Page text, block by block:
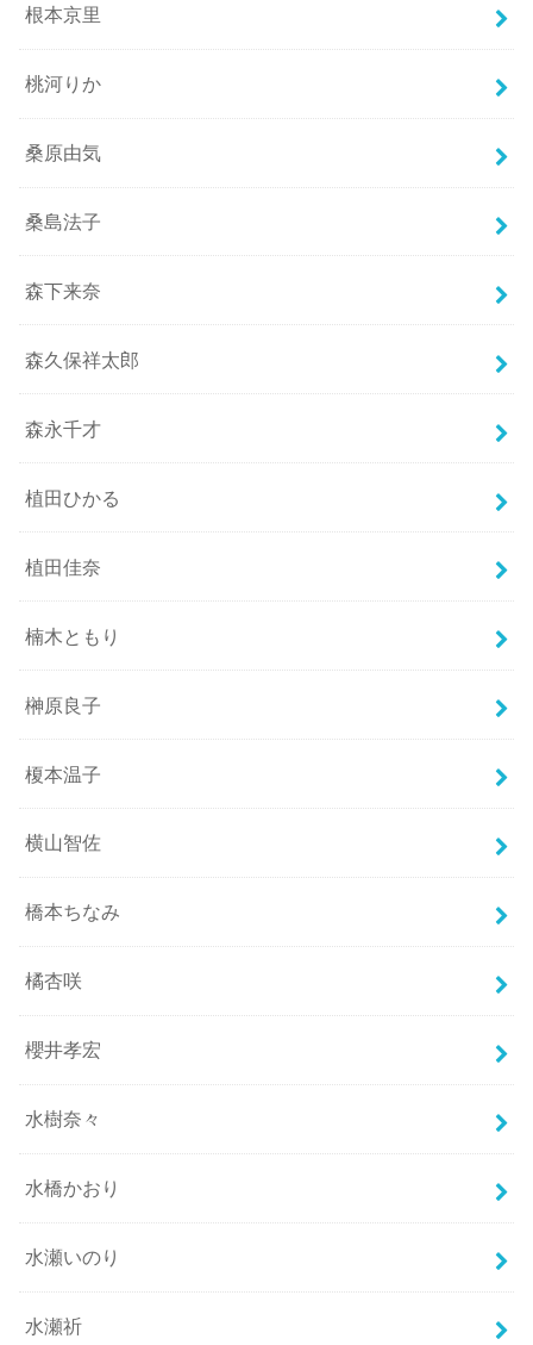
根本京里
桃河りか
桑原由気
桑島法子
森下来奈
森久保祥太郎
森永千才
植田ひかる
植田佳奈
楠木ともり
榊原良子
榎本温子
横山智佐
橋本ちなみ
橘杏咲
櫻井孝宏
水樹奈々
水橋かおり
水瀬いのり
水瀬祈